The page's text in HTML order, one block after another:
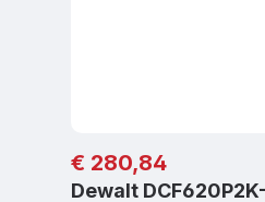
Regulärer Preis:
€ 280,84
Dewalt